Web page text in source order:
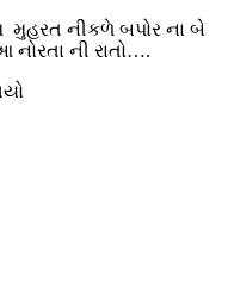
મુહરત નીકળે બપોર ના બે
ની રાતો….